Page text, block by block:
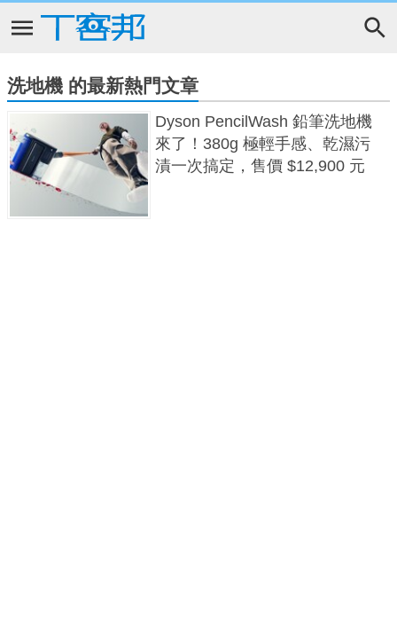
洗地機 的最新熱門文章
Dyson PencilWash 鉛筆洗地機
來了！380g 極輕手感、乾濕污
漬一次搞定，售價 $12,900 元